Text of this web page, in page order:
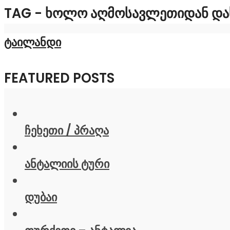
TAG - ᲮᲝᲚᲝ ᲐᲦᲛᲝᲡᲐᲕᲚᲔᲗᲘᲓᲐᲜ
ტაილანდი
FEATURED POSTS
ჩეხეთი / პრაღა
ანტალიის ტური
დუბაი